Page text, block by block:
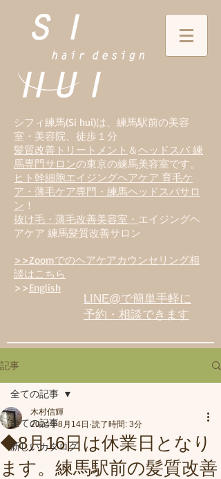
シフィ練馬(Si hui)は、 練馬駅前の美容
室・美容院、徒歩１分
髪質改善トリートメント ＆ヘッドスパ 練
馬専門サロンの東京の練馬美容室です。
ヒト幹細胞エイジングヘアケア 育毛ケ
ア・薄毛ケア専門・練馬ヘッドスパサロ
ン ！
抜け毛・薄毛改善美容室・ エイジングヘ
アケア 練馬髪質改善サロン
>>Zoomでのヘアケアカウンセリング相
談はこちら
>>English
LINE@で簡単手軽に
予約・相談できます
記事
全ての記事
新しいカタログ
全ての記事
◆8月16日は休業日となり
ます。練馬駅前の髪質改善
木村信輝
2024年8月14日 読了時間: 3分